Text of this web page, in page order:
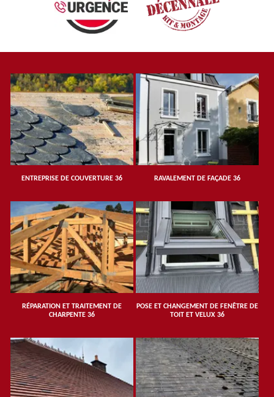
ENTREPRISE DE COUVERTURE 36 RAVALEMENT DE FAÇADE 36
RÉPARATION ET TRAITEMENT DE
CHARPENTE 36
POSE ET CHANGEMENT DE FENÊTRE DE
TOIT ET VELUX 36